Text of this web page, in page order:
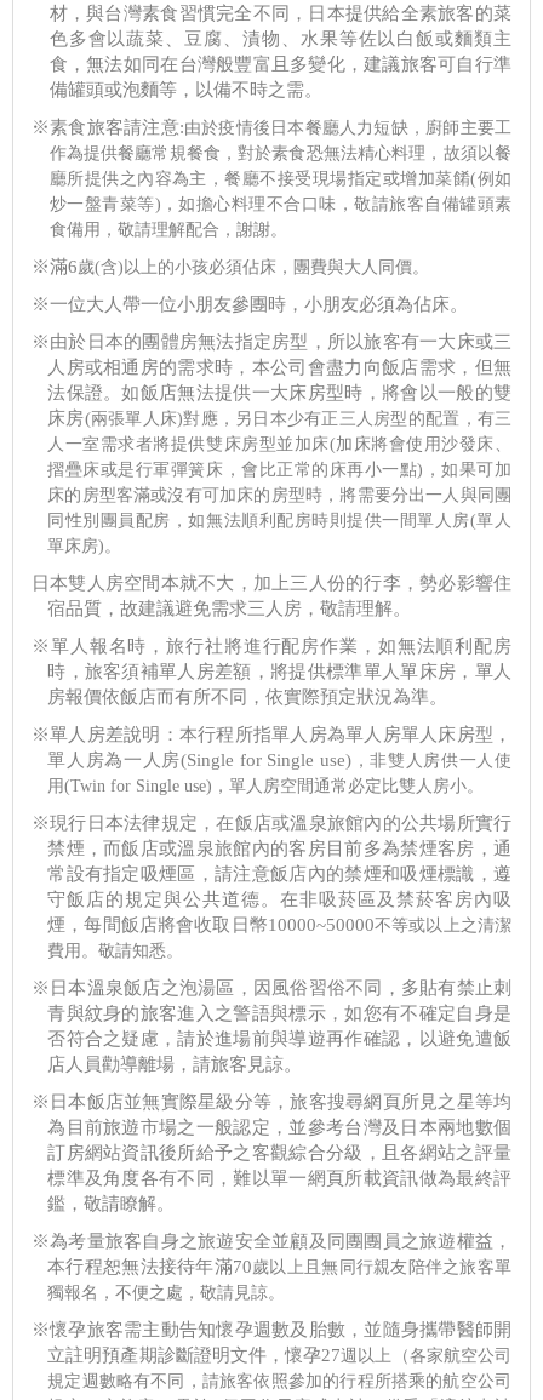
材，與台灣素食習慣完全不同，日本提供給全素旅客的菜
色多會以蔬菜、豆腐、漬物、水果等佐以白飯或麵類主
食，無法如同在台灣般豐富且多變化，建議旅客可自行準
備罐頭或泡麵等，以備不時之需。
※素食旅客請注意:由於疫情後日本餐廳人力短缺，廚師主要工
作為提供餐廳常規餐食，對於素食恐無法精心料理，故須以餐
廳所提供之內容為主，餐廳不接受現場指定或增加菜餚(例如
炒一盤青菜等)，如擔心料理不合口味，敬請旅客自備罐頭素
食備用，敬請理解配合，謝謝。
※滿6歲(含)以上的小孩必須佔床，團費與大人同價。
※一位大人帶一位小朋友參團時，小朋友必須為佔床。
※由於日本的團體房無法指定房型，所以旅客有一大床或三
人房或相通房的需求時，本公司會盡力向飯店需求，但無
法保證。如飯店無法提供一大床房型時，將會以一般的雙
床房(兩張單人床)對應，另日本少有正三人房型的配置，有三
人一室需求者將提供雙床房型並加床(加床將會使用沙發床、
摺疊床或是行軍彈簧床，會比正常的床再小一點)，如果可加
床的房型客滿或沒有可加床的房型時，將需要分出一人與同團
同性別團員配房，如無法順利配房時則提供一間單人房(單人
單床房)。
日本雙人房空間本就不大，加上三人份的行李，勢必影響住
宿品質，故建議避免需求三人房，敬請理解。
※單人報名時，旅行社將進行配房作業，如無法順利配房
時，旅客須補單人房差額，將提供標準單人單床房，單人
房報價依飯店而有所不同，依實際預定狀況為準。
※單人房差說明 ： 本行程所指單人房為單人房單人床房型，
單人房為一人房(Single for Single use)，非雙人房供一人使
用(Twin for Single use) ，單人房空間通常必定比雙人房小。
※現行日本法律規定，在飯店或溫泉旅館內的公共場所實行
禁煙，而飯店或溫泉旅館內的客房目前多為禁煙客房，通
常設有指定吸煙區，請注意飯店內的禁煙和吸煙標識，遵
守飯店的規定與公共道德。在非吸菸區及禁菸客房內吸
煙，每間飯店將會收取日幣10000~50000不等或以上之清潔
費用。敬請知悉。
※日本溫泉飯店之泡湯區，因風俗習俗不同，多貼有禁止刺
青與紋身的旅客進入之警語與標示，如您有不確定自身是
否符合之疑慮，請於進場前與導遊再作確認，以避免遭飯
店人員勸導離場，請旅客見諒。
※日本飯店並無實際星級分等，旅客搜尋網頁所見之星等均
為目前旅遊市場之一般認定，並參考台灣及日本兩地數個
訂房網站資訊後所給予之客觀綜合分級，且各網站之評量
標準及角度各有不同，難以單一網頁所載資訊做為最終評
鑑，敬請瞭解。
※為考量旅客自身之旅遊安全並顧及同團團員之旅遊權益，
本行程恕無法接待年滿70歲以上且無同行親友陪伴之旅客單
獨報名，不便之處，敬請見諒。
※懷孕旅客需主動告知懷孕週數及胎數，並隨身攜帶醫師開
立註明預產期診斷證明文件，懷孕27週以上（各家航空公司
規定週數略有不同，請旅客依照參加的行程所搭乘的航空公司